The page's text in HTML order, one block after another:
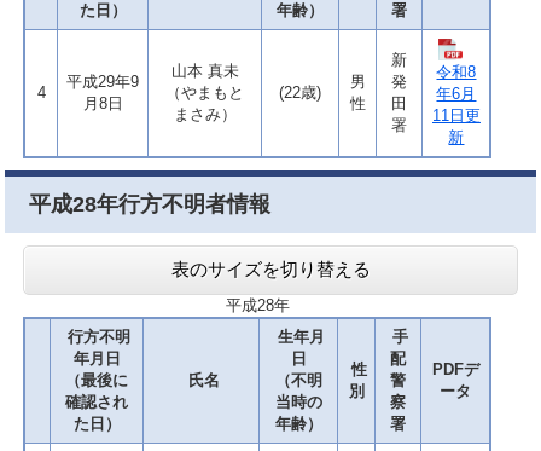
た日）
年齢）
署
4
平成29年9
月8日
山本 真未
（やまもと
まさみ）
(22歳)
男
性
新
発
田
署
令和8
年6月
11日更
新
平成28年行方不明者情報
表のサイズを切り替える
平成28年
行方不明
年月日
（最後に
確認され
た日）
氏名
生年月
日
（不明
当時の
年齢）
性
別
手
配
警
察
署
PDFデ
ータ